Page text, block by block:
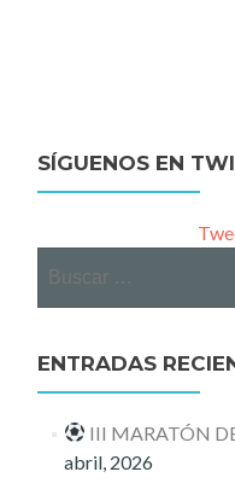
SÍGUENOS EN
ENTRADAS
III MARATÓN
abril, 2026